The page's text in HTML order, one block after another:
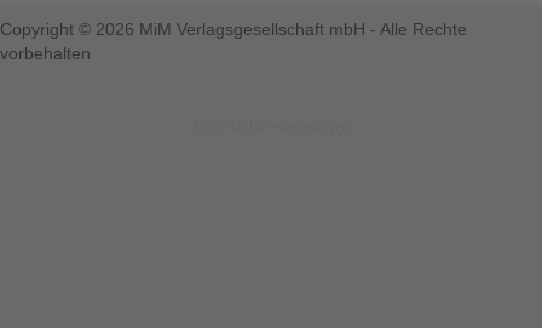
Copyright © 2026 MiM Verlagsgesellschaft mbH - Alle Rechte
vorbehalten